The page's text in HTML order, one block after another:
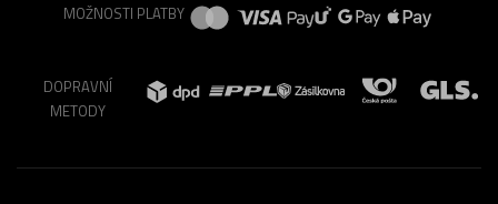
MOŽNOSTI PLATBY
DOPRAVNÍ
METODY